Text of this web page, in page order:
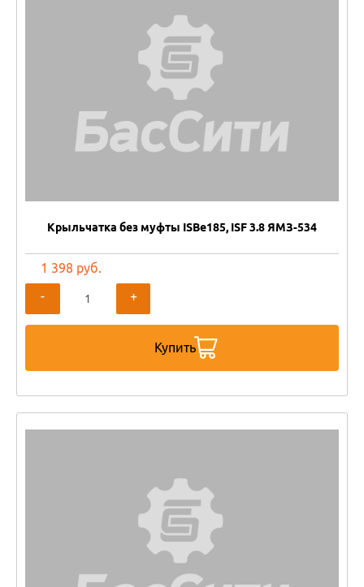
Крыльчатка без муфты ISBe185, ISF 3.8 ЯМЗ-534
1 398 руб.
-
+
Купить